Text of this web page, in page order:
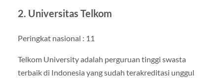
2. Universitas Telkom
Peringkat nasional : 11
Telkom University adalah perguruan tinggi swasta
terbaik di Indonesia yang sudah terakreditasi unggul